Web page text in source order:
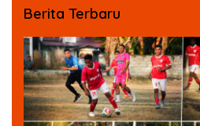
Berita Terbaru